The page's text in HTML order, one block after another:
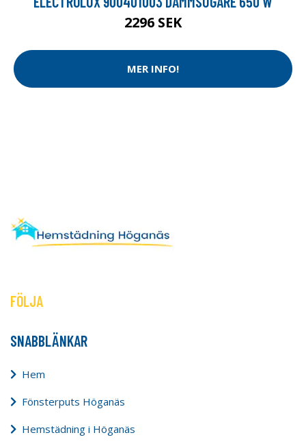
2296 SEK
MER INFO!
FÖLJA
SNABBLÄNKAR
Hem
Fönsterputs Höganäs
Hemstädning i Höganäs